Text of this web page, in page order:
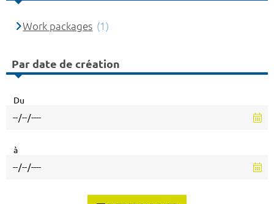
Work packages (1)
Par date de création
Du
à